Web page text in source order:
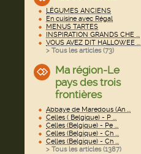
LÉGUMES ANCIENS
En cuisine avec Régal
MENUS TARTES
INSPIRATION GRANDS CHE ...
VOUS AVEZ DIT HALLOWEE ...
> Tous les articles (73)
Ma région-Le
pays des trois
frontières
Abbaye de Maredous (An ...
Celles ( Belgique) - P ...
Celles (Belgique) - Pe ...
Celles (Belgique) - Ch ...
Celles (Belgique) - Ch ...
> Tous les articles (1387)